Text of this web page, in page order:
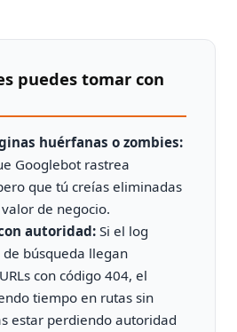
puedes tomar con
huérfanas o zombies:
Googlebot rastrea
que tú creías eliminadas
de negocio.
autoridad: Si el log
búsqueda llegan
con código 404, el
tiempo en rutas sin
estar perdiendo autoridad